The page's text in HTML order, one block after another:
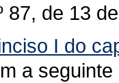
87, de 13
I do
a seguinte